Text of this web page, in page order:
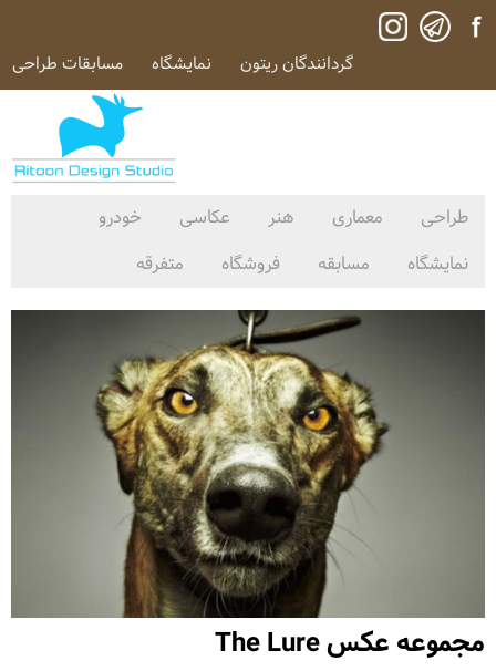
گردانندگان ریتون نمایشگاه مسابقات طراحی
طراحی معماری هنر عکاسی
خودرو
نمایشگاه
مسابقه فروشگاه متفرقه
مجموعه عکس The Lure